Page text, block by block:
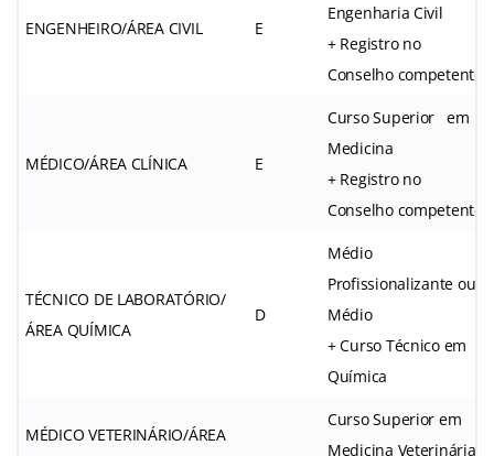
ENGENHEIRO/ÁREA CIVIL E
Engenharia Civil
+ Registro no
Conselho competente
MÉDICO/ÁREA CLÍNICA E
Curso Superior em
Medicina
+ Registro no
Conselho competente
TÉCNICO DE LABORATÓRIO/
ÁREA QUÍMICA
D
Médio
Profissionalizante ou
Médio
+ Curso Técnico em
Química
MÉDICO VETERINÁRIO/ÁREA
Curso Superior em
Medicina Veterinária.